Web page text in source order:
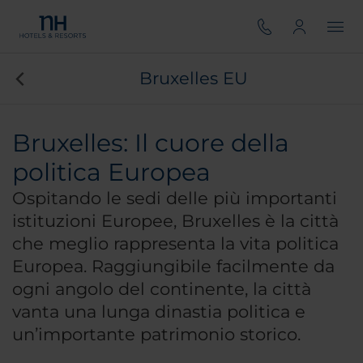
Bruxelles EU
Bruxelles: Il cuore della
politica Europea
Ospitando le sedi delle più importanti
istituzioni Europee, Bruxelles è la città
che meglio rappresenta la vita politica
Europea. Raggiungibile facilmente da
ogni angolo del continente, la città
vanta una lunga dinastia politica e
un’importante patrimonio storico.